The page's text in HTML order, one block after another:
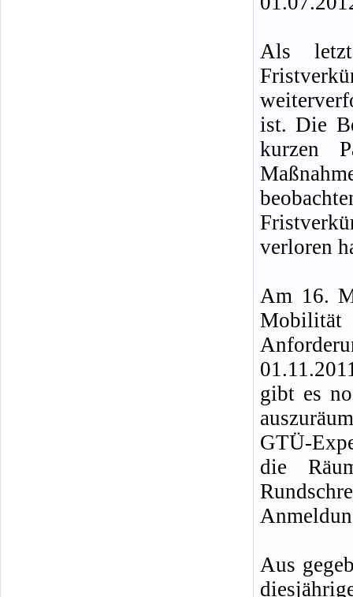
Als
ist. Die
kurzen
verloren
Am 16.
Mobilität
gibt es
GTÜ-
die
Aus